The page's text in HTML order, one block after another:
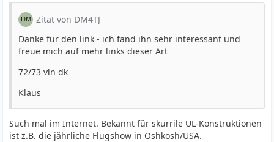
Zitat von DM4TJ
Danke für den link - ich fand ihn sehr interessant und
freue mich auf mehr links dieser Art
72/73 vln dk
Klaus
Such mal im Internet. Bekannt für skurrile UL-Konstruktionen
ist z.B. die jährliche Flugshow in Oshkosh/USA.